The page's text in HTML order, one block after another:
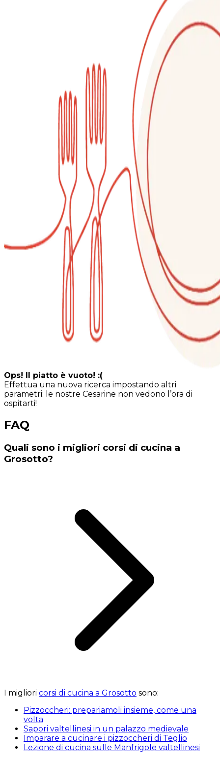
Ops! Il piatto è vuoto! :(
Effettua una nuova ricerca impostando altri
parametri: le nostre Cesarine non vedono l’ora di
ospitarti!
FAQ
Quali sono i migliori corsi di cucina a
Grosotto?
I migliori corsi di cucina a Grosotto sono:
Pizzoccheri: prepariamoli insieme, come una
volta
Sapori valtellinesi in un palazzo medievale
Imparare a cucinare i pizzoccheri di Teglio
Lezione di cucina sulle Manfrigole valtellinesi